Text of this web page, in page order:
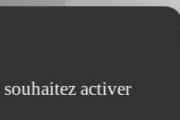
activer